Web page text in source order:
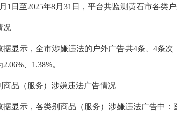
1日至2025年8月31日，平台共监测黄石市各类
况
据显示，全市涉嫌违法的户外广告共4条、4条
、1.38%。
商品（服务）涉嫌违法广告情况
据显示，各类别商品（服务）涉嫌违法广告中